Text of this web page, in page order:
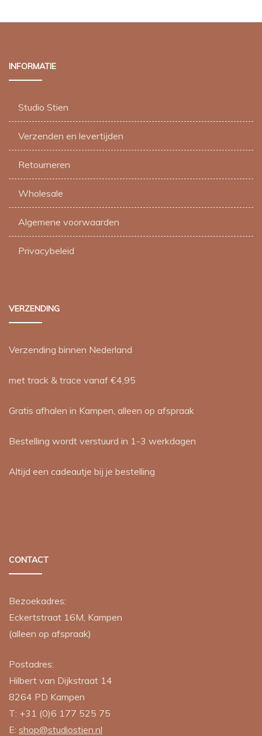
INFORMATIE
Studio Stien
Verzenden en levertijden
Retourneren
Wholesale
Algemene voorwaarden
Privacybeleid
VERZENDING
Verzending binnen Nederland
met track & trace vanaf €4,95
Gratis afhalen in Kampen, alleen op afspraak
Bestelling wordt verstuurd in 1-3 werkdagen
Altijd een cadeautje bij je bestelling
CONTACT
Bezoekadres:
Eckertstraat 16M, Kampen
(alleen op afspraak)
Postadres:
Hilbert van Dijkstraat 14
8264 PD Kampen
T: +31 (0)6 177 525 75
E: shop@studiostien.nl